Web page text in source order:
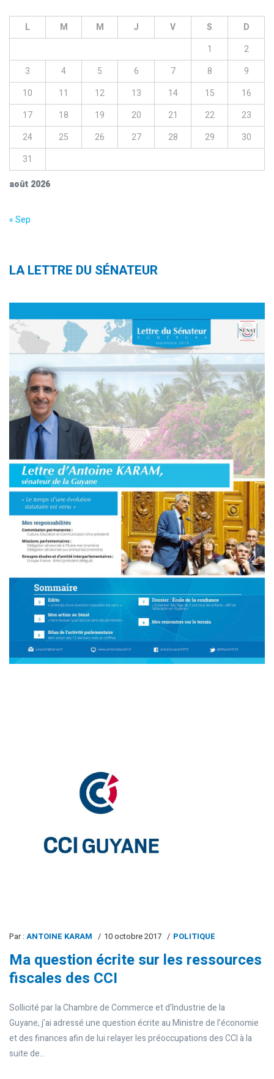
août 2026
L M M J V S
D
1
2
3
4 5 6 7 8
9
10
11 12 13 14 15
16
17
18 19 20 21 22
23
24
25 26 27 28 29
30
31
« Sep
LA LETTRE DU SÉNATEUR
Par :ANTOINE KARAM 10 octobre 2017 POLITIQUE
Ma question écrite sur les ressources
fiscales des CCI
Sollicité par la Chambre de Commerce et d’Industrie de la
Guyane, j’ai adressé une question écrite au Ministre de l’économie
et des finances afin de lui relayer les préoccupations des CCI à la
suite de...